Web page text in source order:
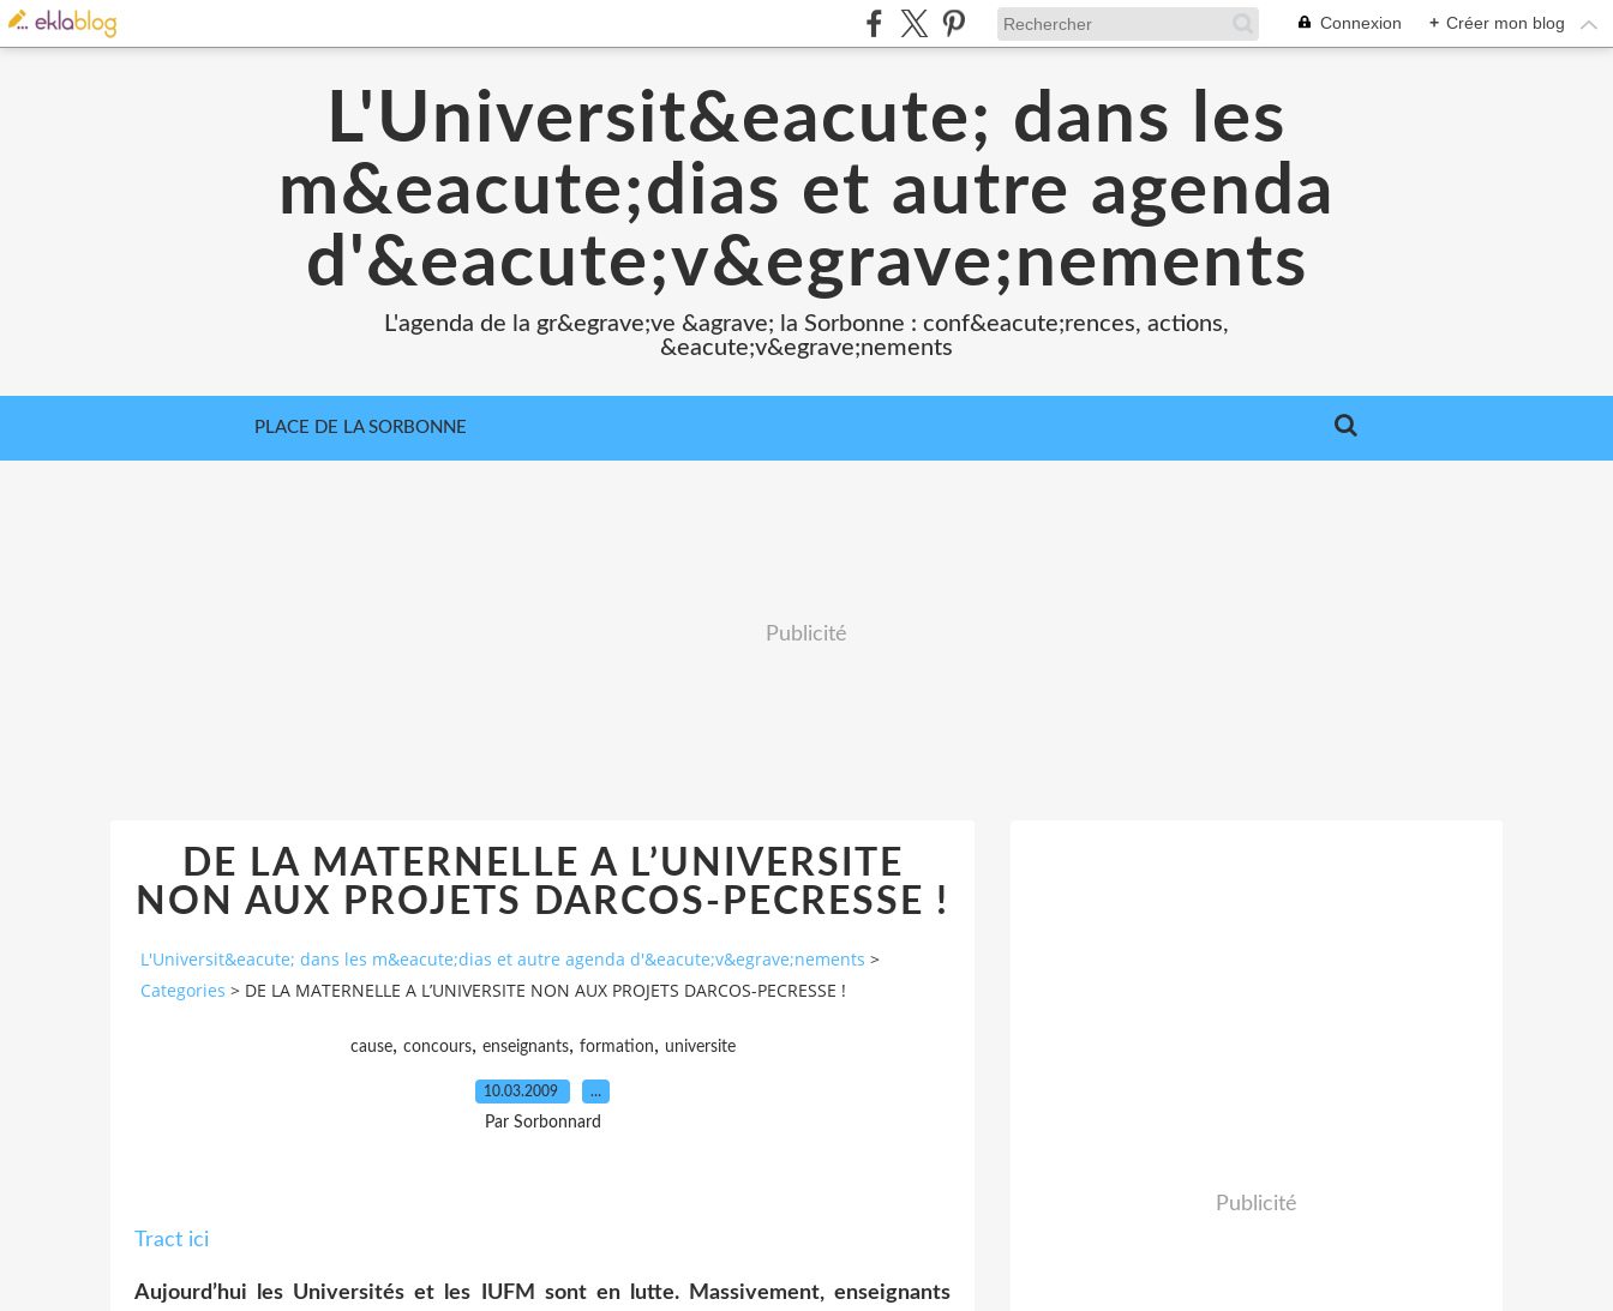
Connexion + Créer mon blog
L'Universit&eacute; dans les
m&eacute;dias et autre agenda
d'&eacute;v&egrave;nements
L'agenda de la gr&egrave;ve &agrave; la Sorbonne : conf&eacute;rences, actions,
&eacute;v&egrave;nements
PLACE DE LA SORBONNE
Publicité
DE LA MATERNELLE A L’UNIVERSITE
NON AUX PROJETS DARCOS-PECRESSE !
L'Universit&eacute; dans les m&eacute;dias et autre agenda d'&eacute;v&egrave;nements >
Categories > DE LA MATERNELLE A L’UNIVERSITE NON AUX PROJETS DARCOS-PECRESSE !
cause, concours, enseignants, formation, universite
10.03.2009 …
Par Sorbonnard
Tract ici
Aujourd’hui les Universités et les IUFM sont en lutte. Massivement, enseignants
Publicité